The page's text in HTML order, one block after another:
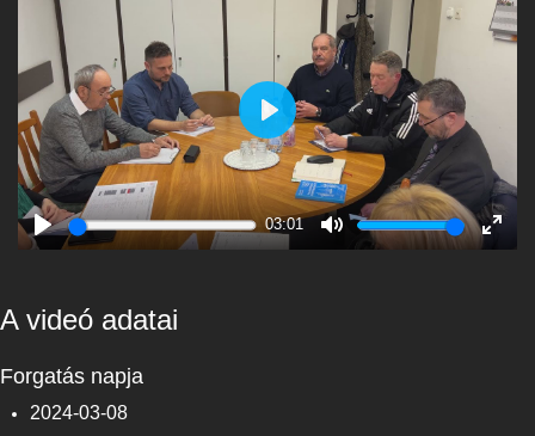
Play
03:01
Mute
Enter
Play
A videó adatai
Forgatás napja
2024-03-08